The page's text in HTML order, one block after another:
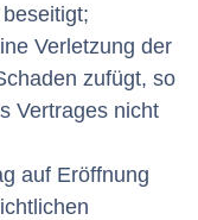
Verletzung der
zufügt, so
Vertrages nicht
auf Eröffnung